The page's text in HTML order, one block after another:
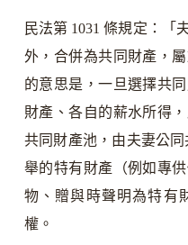
民法第 1031 條規定：「
外，合併為共同財產，
的意思是，一旦選擇共
財產、各自的薪水所得
共同財產池，由夫妻公同
舉的特有財產（例如專
物、贈與時聲明為特有
權。